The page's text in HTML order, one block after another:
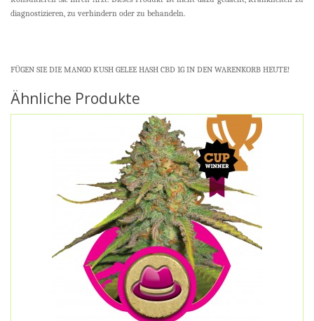
diagnostizieren, zu verhindern oder zu behandeln.
FÜGEN SIE DIE MANGO KUSH GELEE HASH CBD 1G IN DEN WARENKORB HEUTE!
Ähnliche Produkte